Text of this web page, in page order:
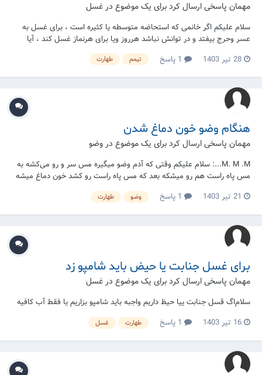
مهمان پاسخی ارسال کرد برای یک موضوع در غسل
سلام علیکم اگر خانمی که استحاضه متوسطه یا کثیره است ، برای غسل به
عسر و‌حرج بیفتد و در توانش نباشد هرروز ویا برای هرنماز غسل کند ، آیا
میتواند تیمم بدل از غسل نماید ؟ و اگر تیمم بدل از غسل صحیح است بعدا
باید نمازها راقضا کند یا خیر ؟
28 تیر 1403 تیمم طهارت
هنگام وضو خون دماغ شدن
مهمان پاسخی ارسال کرد برای یک موضوع در وضو
M. M .M...: سلام علیکم وقتی که آدم وضو میگیره مس سر و رو می‌کشه به
مس پاه راست هم رو میشکه بعد که مس پاه راست رو کشد خون دماغ میشه
بعد مس پای چپ رو هم می‌کشه آیا وضو باطل است یا خیر
21 تیر 1403 وضو طهارت
برای غسل جنابت یا حیض باید شامپو زد
مهمان پاسخی ارسال کرد برای یک موضوع در غسل
سلام‌اگ قسل جنابت ییا حیظ داریم واجبه باید شامپو بزاریم یا فقط آب کافیه
16 تیر 1403
طهارت غسل